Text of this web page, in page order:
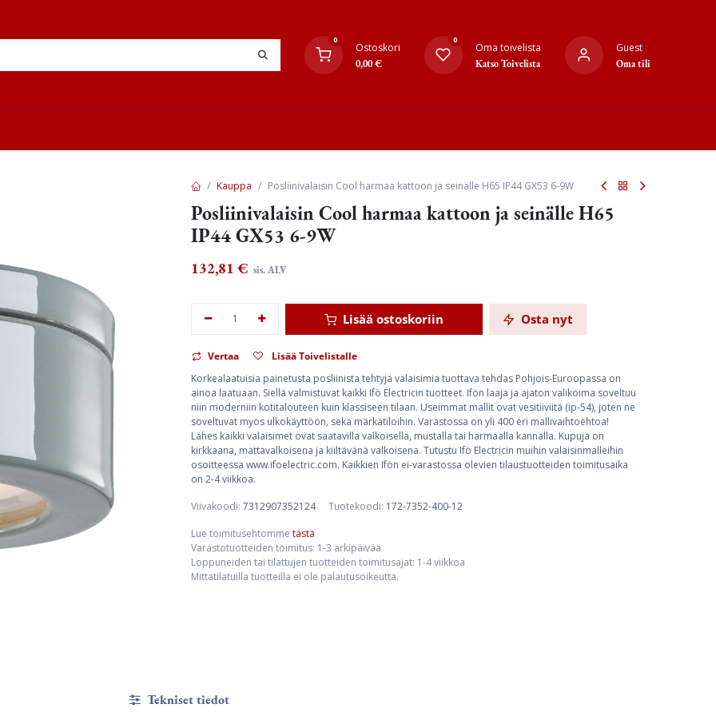
0
Ostoskori
0,00€
0
Oma toivelista
Katso Toivelista
Guest
Oma tili
Kauppa Posliinivalaisin Cool harmaa kattoon ja seinälle H65 IP44 GX53 6-9W
Posliinivalaisin Cool harmaa kattoon ja seinälle H65
IP44 GX53 6-9W
132,81 € sis. ALV
Lisää ostoskoriin Osta nyt
Vertaa
Lisää Toivelistalle
Korkealaatuisia painetusta posliinista tehtyjä valaisimia tuottava tehdas Pohjois-Euroopassa on
ainoa laatuaan. Siellä valmistuvat kaikki Ifö Electricin tuotteet. Ifön laaja ja ajaton valikoima soveltuu
niin moderniin kotitalouteen kuin klassiseen tilaan. Useimmat mallit ovat vesitiiviitä (ip-54), joten ne
soveltuvat myös ulkokäyttöön, sekä märkätiloihin. Varastossa on yli 400 eri mallivaihtoehtoa!
Lähes kaikki valaisimet ovat saatavilla valkoisella, mustalla tai harmaalla kannalla. Kupuja on
kirkkaana, mattavalkoisena ja kiiltävänä valkoisena. Tutustu Ifö Electricin muihin valaisinmalleihin
osoitteessa www.ifoelectric.com. Kaikkien Ifön ei-varastossa olevien tilaustuotteiden toimitusaika
on 2-4 viikkoa.
Viivakoodi: 7312907352124 Tuotekoodi: 172-7352-400-12
Lue toimitusehtomme tästä
Varastotuotteiden toimitus: 1-3 arkipäivää
Loppuneiden tai tilattujen tuotteiden toimitusajat: 1-4 viikkoa
Mittatilatuilla tuotteilla ei ole palautusoikeutta.
Tekniset tiedot